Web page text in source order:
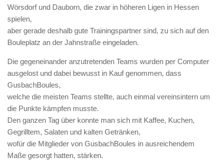
Wörsdorf und Dauborn, die zwar in höheren Ligen in Hessen
spielen,
aber gerade deshalb gute Trainingspartner sind, zu sich auf den
Bouleplatz an der Jahnstraße eingeladen.
Die gegeneinander anzutretenden Teams wurden per Computer
ausgelost und dabei bewusst in Kauf genommen, dass
GusbachBoules,
welche die meisten Teams stellte, auch einmal vereinsintern um
die Punkte kämpfen musste.
Den ganzen Tag über konnte man sich mit Kaffee, Kuchen,
Gegrilltem, Salaten und kalten Getränken,
wofür die Mitglieder von GusbachBoules in ausreichendem
Maße gesorgt hatten, stärken.